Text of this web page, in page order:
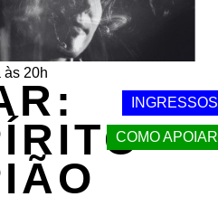
INGRESSOS
COMO APOIAR
às 20h